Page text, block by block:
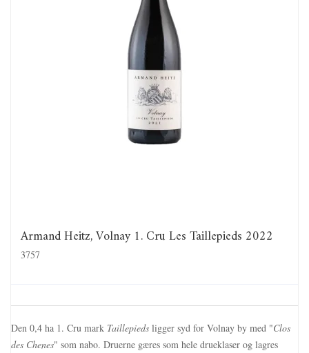
Armand Heitz, Volnay 1. Cru Les Taillepieds 2022
3757
Den 0,4 ha 1. Cru mark Taillepieds ligger syd for Volnay by med "Clos
des Chenes" som nabo. Druerne gæres som hele drueklaser og lagres